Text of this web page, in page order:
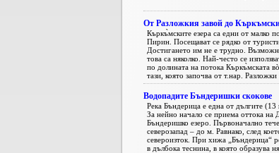
От Разложкия завой до
Къркъ̀мските езера са едни от малко
Пирин. Посещават се рядко от
Достигането им не е трудно.
това са няколко. Най-често се
по долината на потока Къркъ̀мската
тази, която започва от т.нар.
Водопадите Бъндеришки скокове
Река Бъндерица е една от дългите
За нейно начало се приема оттока на
Бъндеришко езеро. Първоначално
северозапад – до м. Равнако, след
североизток. При хижа „Бъндерица“
в дълбока теснина, в която образува